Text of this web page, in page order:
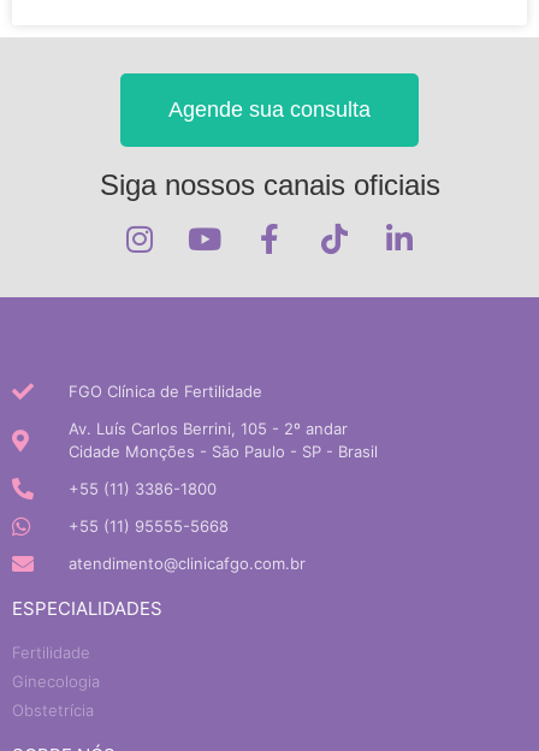
Agende sua consulta
Siga nossos canais oficiais
ESPECIALIDADES
Fertilidade
Ginecologia
Obstetrícia
FGO Clínica de Fertilidade
Av. Luís Carlos Berrini, 105 - 2º andar
Cidade Monções - São Paulo - SP - Brasil
+55 (11) 3386-1800
+55 (11) 95555-5668
atendimento@clinicafgo.com.br